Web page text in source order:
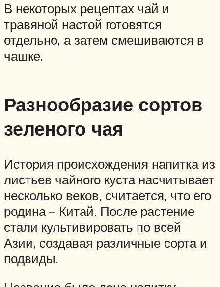
В некоторых рецептах чай и
травяной настой готовятся
отдельно, а затем смешиваются в
чашке.
Разнообразие сортов
зеленого чая
История происхождения напитка из
листьев чайного куста насчитывает
несколько веков, считается, что его
родина – Китай. После растение
стали культивировать по всей
Азии, создавая различные сорта и
подвиды.